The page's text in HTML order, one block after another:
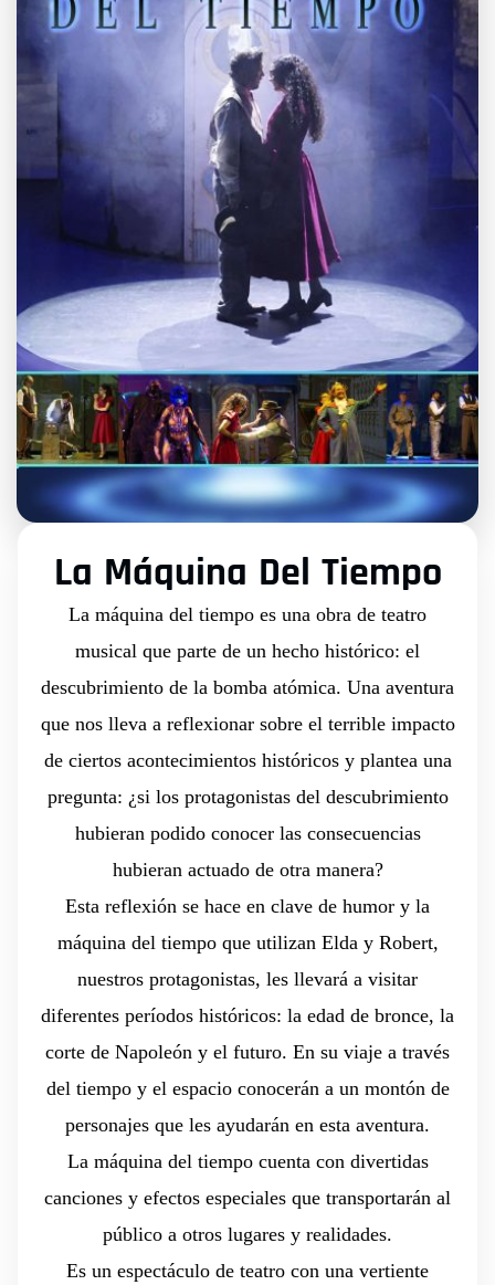
La Máquina Del Tiempo
La máquina del tiempo es una obra de teatro
musical que parte de un hecho histórico: el
descubrimiento de la bomba atómica. Una aventura
que nos lleva a reflexionar sobre el terrible impacto
de ciertos acontecimientos históricos y plantea una
pregunta: ¿si los protagonistas del descubrimiento
hubieran podido conocer las consecuencias
hubieran actuado de otra manera?
Esta reflexión se hace en clave de humor y la
máquina del tiempo que utilizan Elda y Robert,
nuestros protagonistas, les llevará a visitar
diferentes períodos históricos: la edad de bronce, la
corte de Napoleón y el futuro. En su viaje a través
del tiempo y el espacio conocerán a un montón de
personajes que les ayudarán en esta aventura.
La máquina del tiempo cuenta con divertidas
canciones y efectos especiales que transportarán al
público a otros lugares y realidades.
Es un espectáculo de teatro con una vertiente